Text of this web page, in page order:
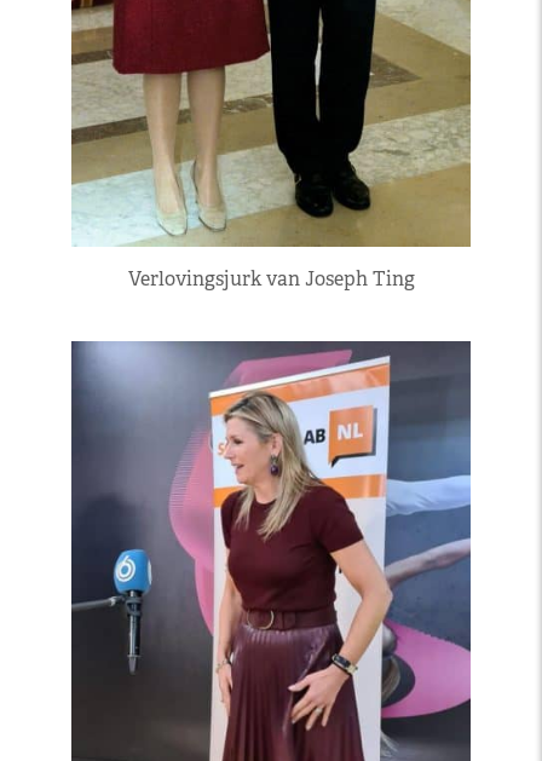
Verlovingsjurk van Joseph Ting